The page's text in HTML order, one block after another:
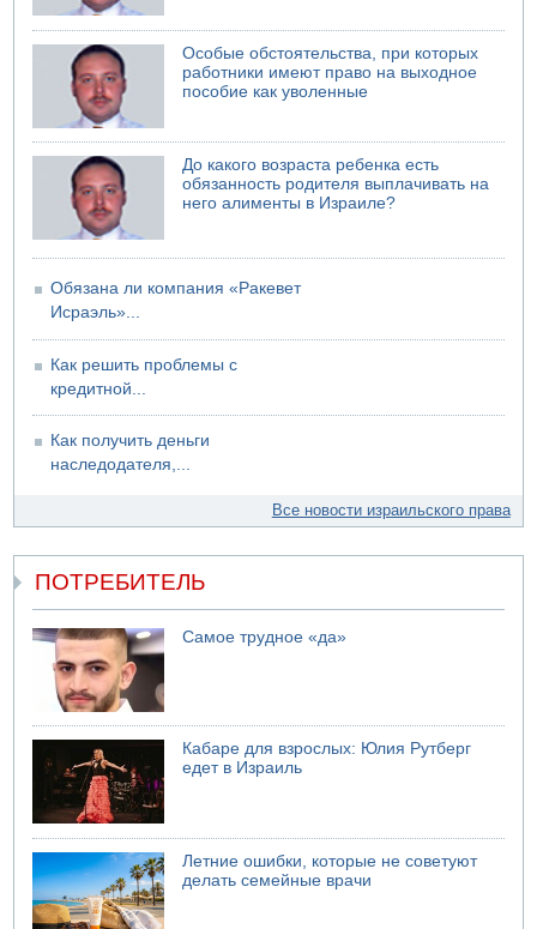
Ракетная атака на судно вблизи Омана
04.08.2026 12:29
Малыш обварился супом в Бней-Браке
Особые обстоятельства, при которых
работники имеют право на выходное
пособие как уволенные
До какого возраста ребенка есть
обязанность родителя выплачивать на
него алименты в Израиле?
Обязана ли компания «Ракевет
Исраэль»...
Как решить проблемы с
кредитной...
Как получить деньги
наследодателя,...
Все новости израильского права
ПОТРЕБИТЕЛЬ
Самое трудное «да»
Кабаре для взрослых: Юлия Рутберг
едет в Израиль
Летние ошибки, которые не советуют
делать семейные врачи